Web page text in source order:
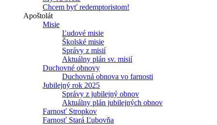
Chcem byť redemptoristom!
Apoštolát
Misie
Ľudové misie
Školské misie
Správy z misií
Aktuálny plán sv. misií
Duchovné obnovy
Duchovná obnova vo farnosti
Jubilejný rok 2025
Správy z jubilejný obnov
Aktuálny plán jubilejných obnov
Farnosť Stropkov
Farnosť Stará Ľubovňa